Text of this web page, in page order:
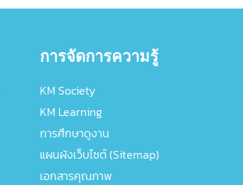
การจัดการความรู้
KM Society
KM Learning
การศึกษาดูงาน
แผนผังเว็บไซต์ (Sitemap)
เอกสารคุณภาพ